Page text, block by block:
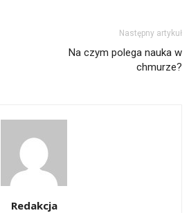
Następny artykuł
Na czym polega nauka w
chmurze?
Redakcja